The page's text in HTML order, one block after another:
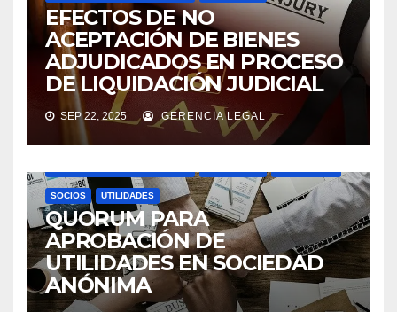
EFECTOS DE NO
ACEPTACIÓN DE BIENES
ADJUDICADOS EN PROCESO
DE LIQUIDACIÓN JUDICIAL
SEP 22, 2025 GERENCIA LEGAL
SOCIOS UTILIDADES
QUORUM PARA
APROBACIÓN DE
UTILIDADES EN SOCIEDAD
ANÓNIMA